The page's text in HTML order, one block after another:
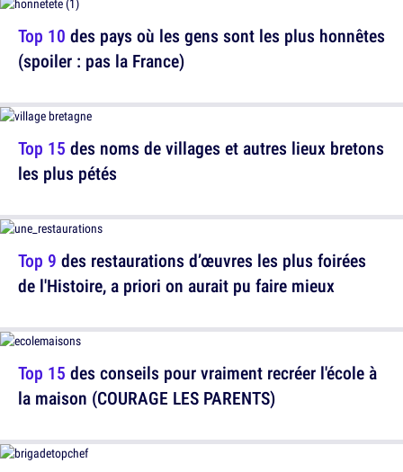
Top 10 des pays où les gens sont les plus honnêtes
(spoiler : pas la France)
Top 9 des restaurations d’œuvres les plus foirées
de l'Histoire, a priori on aurait pu faire mieux
Top 15 des noms de villages et autres lieux bretons
les plus pétés
Top 15 des conseils pour vraiment recréer l'école à
la maison (COURAGE LES PARENTS)